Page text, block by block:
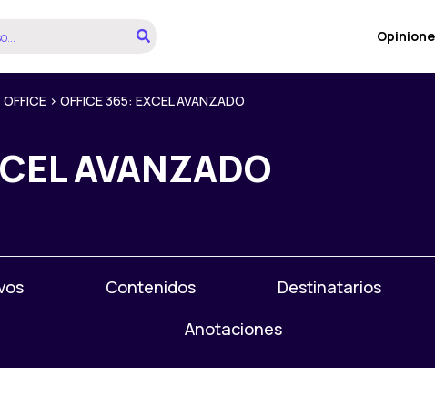
> OFFICE 365: EXCEL AVANZADO
AVANZADO
Contenidos Destinatarios
Anotaciones